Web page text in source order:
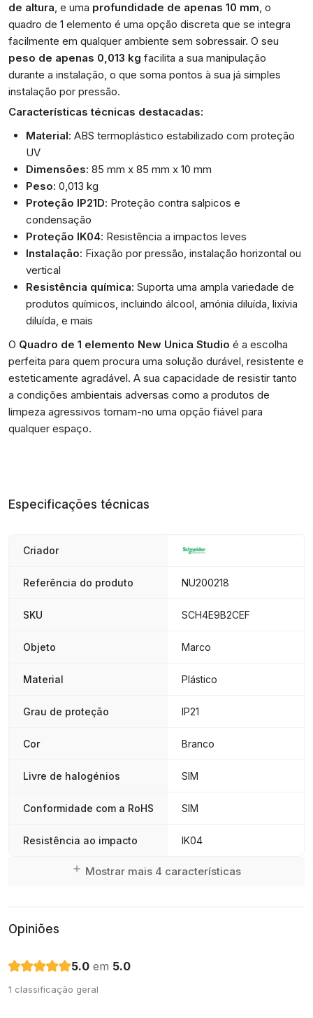
de altura, e uma profundidade de apenas 10 mm, o
quadro de 1 elemento é uma opção discreta que se integra
facilmente em qualquer ambiente sem sobressair. O seu
peso de apenas 0,013 kg facilita a sua manipulação
durante a instalação, o que soma pontos à sua já simples
instalação por pressão.
Características técnicas destacadas:
Material: ABS termoplástico estabilizado com proteção
UV
Dimensões: 85 mm x 85 mm x 10 mm
Peso: 0,013 kg
Proteção IP21D: Proteção contra salpicos e
condensação
Proteção IK04: Resistência a impactos leves
Instalação: Fixação por pressão, instalação horizontal ou
vertical
Resistência química: Suporta uma ampla variedade de
produtos químicos, incluindo álcool, amónia diluída, lixívia
diluída, e mais
O Quadro de 1 elemento New Unica Studio é a escolha
perfeita para quem procura uma solução durável, resistente e
esteticamente agradável. A sua capacidade de resistir tanto
a condições ambientais adversas como a produtos de
limpeza agressivos tornam-no uma opção fiável para
qualquer espaço.
Especificações técnicas
Criador
Referência do produto NU200218
SKU SCH4E9B2CEF
Objeto Marco
Material Plástico
Grau de proteção IP21
Cor Branco
Livre de halogénios SIM
Conformidade com a RoHS SIM
Resistência ao impacto IK04
Mostrar mais 4 características
Opiniões
5.0 em 5.0
1 classificação geral